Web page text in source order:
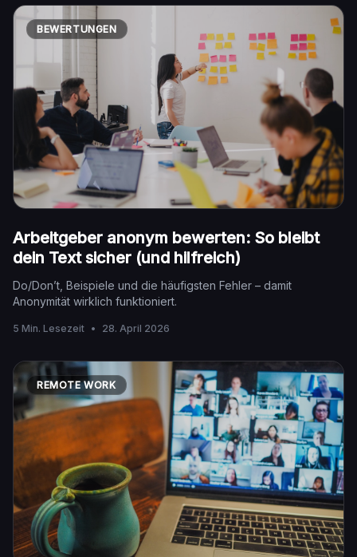
BEWERTUNGEN
Arbeitgeber anonym bewerten: So bleibt
dein Text sicher (und hilfreich)
Do/Don’t, Beispiele und die häufigsten Fehler – damit
Anonymität wirklich funktioniert.
5 Min. Lesezeit • 28. April 2026
REMOTE WORK